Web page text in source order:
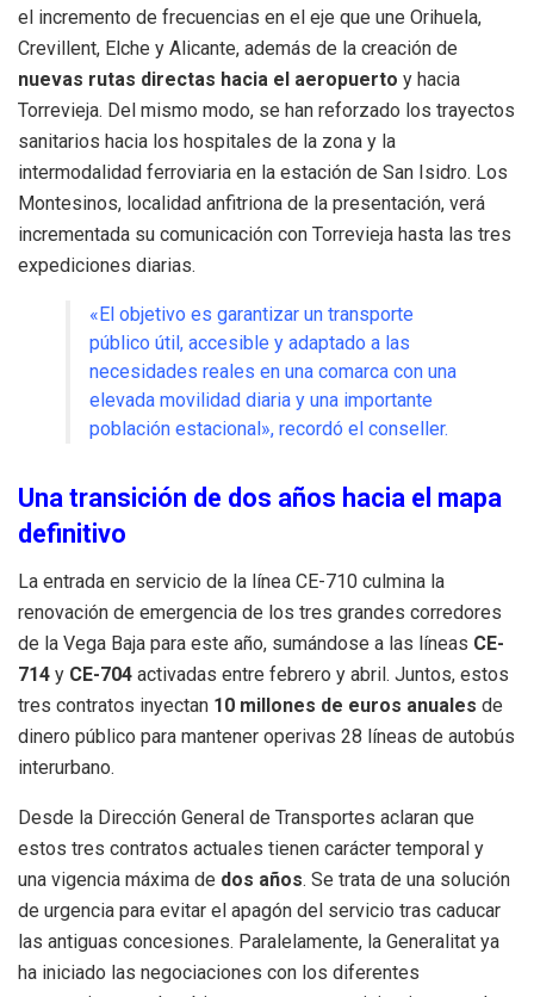
el incremento de frecuencias en el eje que une Orihuela,
Crevillent, Elche y Alicante, además de la creación de
nuevas rutas directas hacia el aeropuerto y hacia
Torrevieja. Del mismo modo, se han reforzado los trayectos
sanitarios hacia los hospitales de la zona y la
intermodalidad ferroviaria en la estación de San Isidro. Los
Montesinos, localidad anfitriona de la presentación, verá
incrementada su comunicación con Torrevieja hasta las tres
expediciones diarias.
«El objetivo es garantizar un transporte
público útil, accesible y adaptado a las
necesidades reales en una comarca con una
elevada movilidad diaria y una importante
población estacional», recordó el conseller.
Una transición de dos años hacia el mapa
definitivo
La entrada en servicio de la línea CE-710 culmina la
renovación de emergencia de los tres grandes corredores
de la Vega Baja para este año, sumándose a las líneas CE-
714 y CE-704 activadas entre febrero y abril. Juntos, estos
tres contratos inyectan 10 millones de euros anuales de
dinero público para mantener operivas 28 líneas de autobús
interurbano.
Desde la Dirección General de Transportes aclaran que
estos tres contratos actuales tienen carácter temporal y
una vigencia máxima de dos años. Se trata de una solución
de urgencia para evitar el apagón del servicio tras caducar
las antiguas concesiones. Paralelamente, la Generalitat ya
ha iniciado las negociaciones con los diferentes